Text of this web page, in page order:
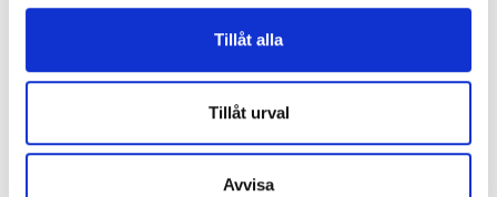
Tillåt alla
Tillåt urval
Avvisa